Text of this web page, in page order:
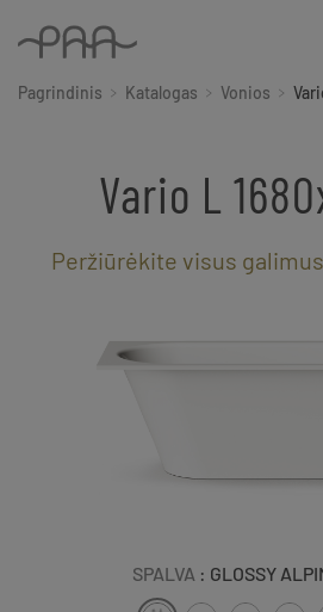
Pagrindinis Katalogas Vonios
Vario L
Peržiūrėkite visus
SPALVA : GLOSSY